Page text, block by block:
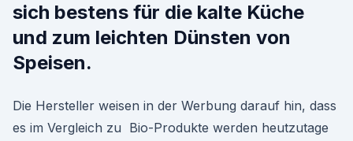
sich bestens für die kalte Küche
und zum leichten Dünsten von
Speisen.
Die Hersteller weisen in der Werbung darauf hin, dass
es im Vergleich zu Bio-Produkte werden heutzutage